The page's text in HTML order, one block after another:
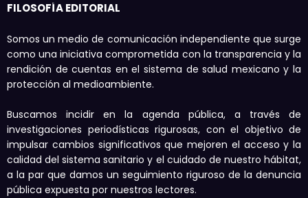
FILOSOFÍA EDITORIAL
Somos un medio de comunicación independiente que surge
como una iniciativa comprometida con la transparencia y la
rendición de cuentas en el sistema de salud mexicano y la
protección al medioambiente.
Buscamos incidir en la agenda pública, a través de
investigaciones periodísticas rigurosas, con el objetivo de
impulsar cambios significativos que mejoren el acceso y la
calidad del sistema sanitario y el cuidado de nuestro hábitat,
a la par que damos un seguimiento riguroso de la denuncia
pública expuesta por nuestros lectores.